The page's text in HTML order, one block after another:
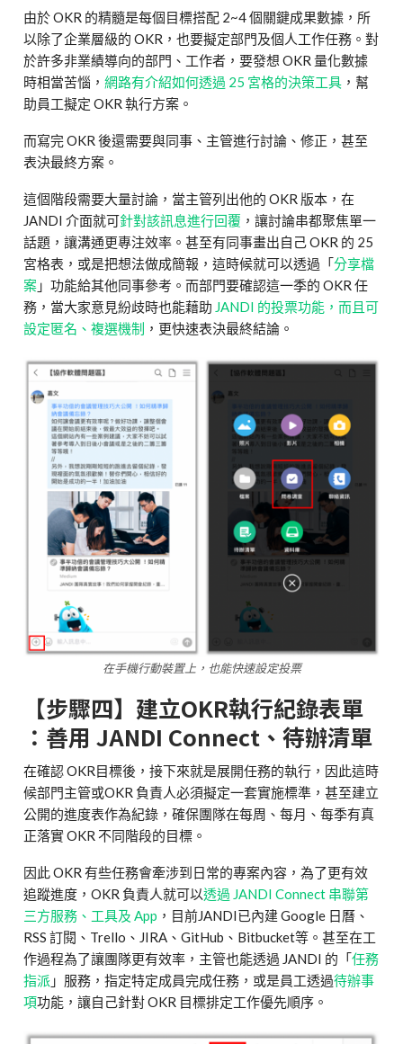
由於 OKR 的精髓是每個目標搭配 2~4 個關鍵成果數據，所
以除了企業層級的 OKR，也要擬定部門及個人工作任務。對
於許多非業績導向的部門、工作者，要發想 OKR 量化數據
時相當苦惱，網路有介紹如何透過 25 宮格的決策工具 ，幫
助員工擬定 OKR 執行方案。
而寫完 OKR 後還需要與同事、主管進行討論、修正，甚至
表決最終方案。
這個階段需要大量討論，當主管列出他的 OKR 版本，在
JANDI 介面就可針對該訊息進行回覆 ，讓討論串都聚焦單一
話題，讓溝通更專注效率。甚至有同事畫出自己 OKR 的 25
宮格表，或是把想法做成簡報，這時候就可以透過「分享檔
案 」功能給其他同事參考。而部門要確認這一季的 OKR 任
務，當大家意見紛歧時也能藉助 JANDI 的投票功能，而且可
設定匿名、複選機制 ，更快速表決最終結論。
在手機行動裝置上，也能快速設定投票
【步驟四】建立OKR執行紀錄表單
：善用 JANDI Connect、待辦清單
在確認 OKR目標後，接下來就是展開任務的執行，因此這時
候部門主管或OKR 負責人必須擬定一套實施標準，甚至建立
公開的進度表作為紀錄，確保團隊在每周、每月、每季有真
正落實 OKR 不同階段的目標。
因此 OKR 有些任務會牽涉到日常的專案內容，為了更有效
追蹤進度，OKR 負責人就可以透過 JANDI Connect 串聯第
三方服務、工具及 App ，目前JANDI已內建 Google 日曆、
RSS 訂閱、Trello、JIRA、GitHub、Bitbucket等。甚至在工
作過程為了讓團隊更有效率，主管也能透過 JANDI 的「任務
指派 」服務，指定特定成員完成任務，或是員工透過待辦事
項功能，讓自己針對 OKR 目標排定工作優先順序。